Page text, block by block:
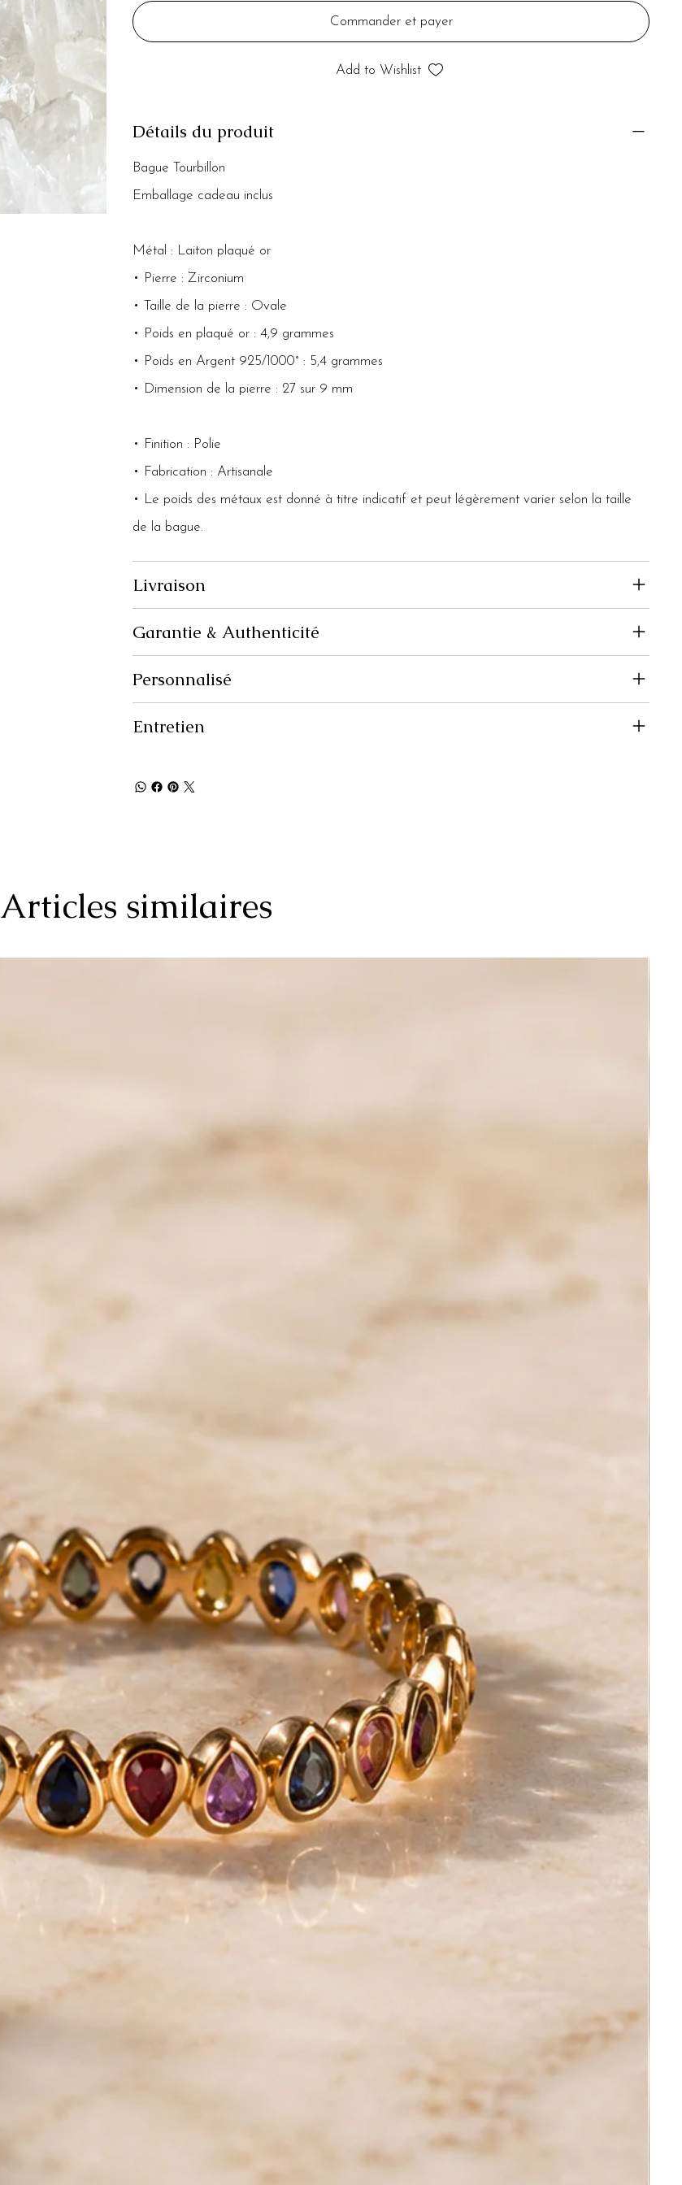
Commander et payer
Add to Wishlist
Détails du produit
Bague Tourbillon
Emballage cadeau inclus
Métal : Laiton plaqué or
• Pierre : Zirconium
• Taille de la pierre : Ovale
• Poids en plaqué or : 4,9 grammes
• Poids en Argent 925/1000° : 5,4 grammes
• Dimension de la pierre : 27 sur 9 mm
• Finition : Polie
• Fabrication : Artisanale
• Le poids des métaux est donné à titre indicatif et peut légèrement varier selon la taille
de la bague.
Livraison
Garantie & Authenticité
Personnalisé
Entretien
Articles similaires